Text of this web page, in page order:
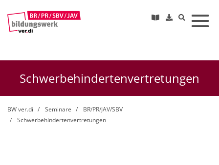
Schwerbehindertenvertretungen
BW ver.di Seminare
BR/PR/JAV/SBV
Schwerbehindertenvertretungen